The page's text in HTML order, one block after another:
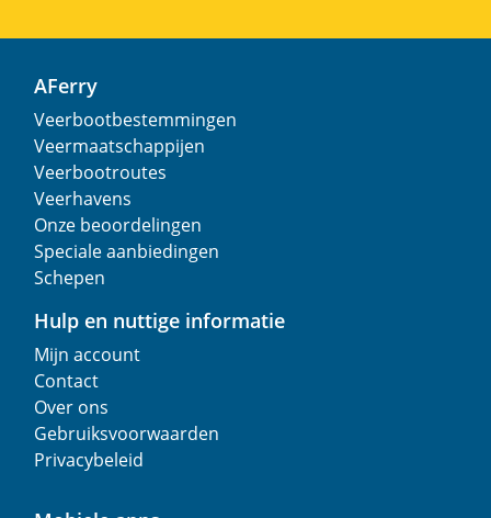
AFerry
Veerbootbestemmingen
Veermaatschappijen
Veerbootroutes
Veerhavens
Onze beoordelingen
Speciale aanbiedingen
Schepen
Hulp en nuttige informatie
Mijn account
Contact
Over ons
Gebruiksvoorwaarden
Privacybeleid